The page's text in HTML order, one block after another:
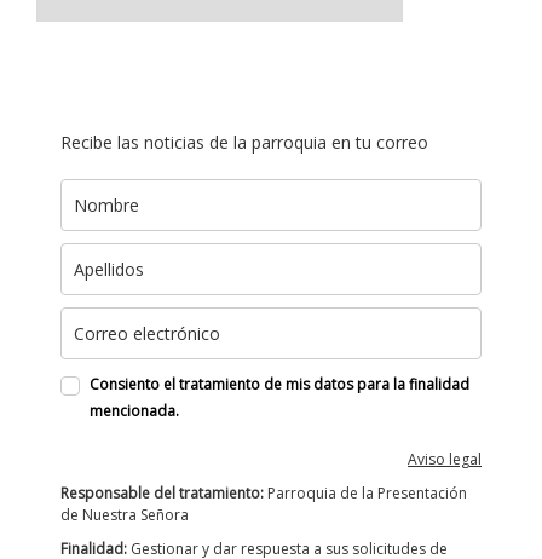
Recibe las noticias de la parroquia en tu correo
Consiento el tratamiento de mis datos para la finalidad
mencionada.
Aviso legal
Responsable del tratamiento: Parroquia de la Presentación
de Nuestra Señora
Finalidad: Gestionar y dar respuesta a sus solicitudes de